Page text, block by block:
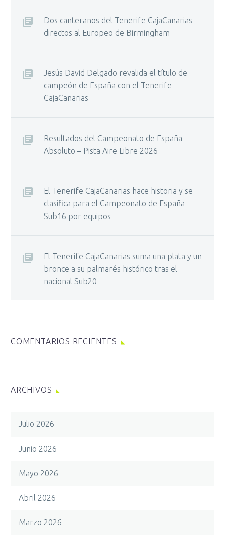
Dos canteranos del Tenerife CajaCanarias
directos al Europeo de Birmingham
Jesús David Delgado revalida el título de
campeón de España con el Tenerife
CajaCanarias
Resultados del Campeonato de España
Absoluto – Pista Aire Libre 2026
El Tenerife CajaCanarias hace historia y se
clasifica para el Campeonato de España
Sub16 por equipos
El Tenerife CajaCanarias suma una plata y un
bronce a su palmarés histórico tras el
nacional Sub20
COMENTARIOS RECIENTES
ARCHIVOS
Julio 2026
Junio 2026
Mayo 2026
Abril 2026
Marzo 2026